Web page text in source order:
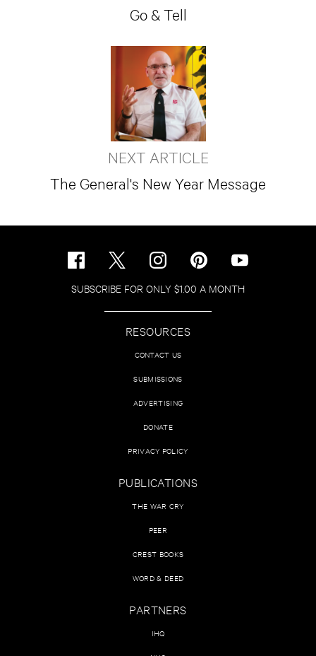
Go & Tell
NEXT ARTICLE
The General's New Year Message
SUBSCRIBE FOR ONLY $1.00 A MONTH
RESOURCES
CONTACT US
SUBMISSIONS
ADVERTISING
DONATE
PRIVACY POLICY
PUBLICATIONS
THE WAR CRY
PEER
CREST BOOKS
WORD & DEED
PARTNERS
IHQ